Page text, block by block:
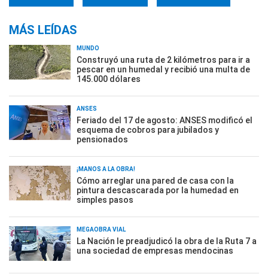
MÁS LEÍDAS
MUNDO
Construyó una ruta de 2 kilómetros para ir a
pescar en un humedal y recibió una multa de
145.000 dólares
ANSES
Feriado del 17 de agosto: ANSES modificó el
esquema de cobros para jubilados y
pensionados
¡MANOS A LA OBRA!
Cómo arreglar una pared de casa con la
pintura descascarada por la humedad en
simples pasos
MEGAOBRA VIAL
La Nación le preadjudicó la obra de la Ruta 7 a
una sociedad de empresas mendocinas